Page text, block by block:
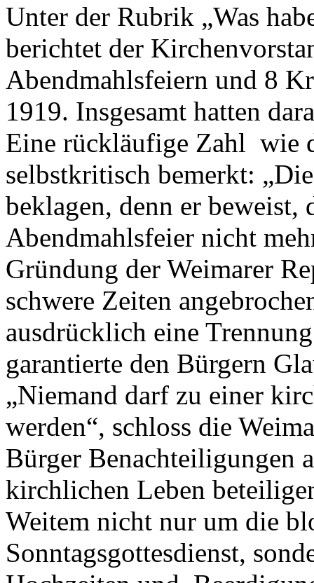
Unter der Rubrik „Was
berichtet der
Abendmahlsfeiern und 8
1919. Insgesamt hatten
Eine rückläufige Zahl wie
selbstkritisch bemerkt:
beklagen, denn er beweist,
Abendmahlsfeier nicht
Gründung der Weimarer
schwere Zeiten
ausdrücklich eine
garantierte den Bürgern
„Niemand darf zu einer
werden“, schloss die
Bürger Benachteiligungen
kirchlichen Leben
Weitem nicht nur um die
Sonntagsgottesdienst,